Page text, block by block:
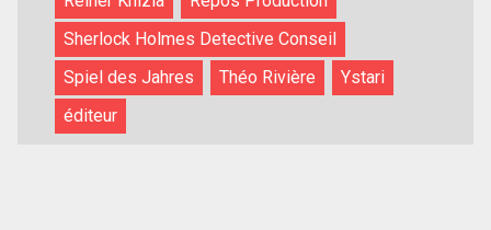
Sherlock Holmes Detective Conseil
Spiel des Jahres
Théo Rivière
Ystari
éditeur